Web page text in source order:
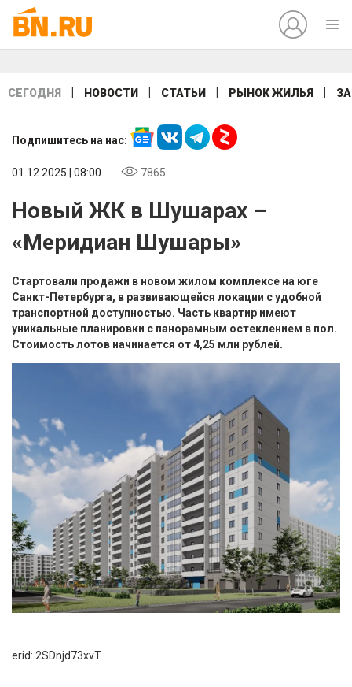
СЕГОДНЯ НОВОСТИ СТАТЬИ РЫНОК ЖИЛЬЯ
Подпишитесь на нас:
01.12.2025 | 08:00 7865
Новый ЖК в Шушарах –
«Меридиан Шушары»
Стартовали продажи в новом жилом комплексе на юге
Санкт-Петербурга, в развивающейся локации с удобной
транспортной доступностью. Часть квартир имеют
уникальные планировки с панорамным остеклением в пол.
Стоимость лотов начинается от 4,25 млн рублей.
erid: 2SDnjd73xvT